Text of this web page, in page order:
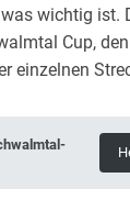
wichtig ist.
Cup,
einzelnen